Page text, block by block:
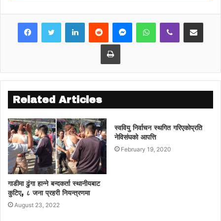
LinkedInReddit MessengerWhatsAppViber Share via Email
Print
Related Articles
गाडीमा ढुंगा हान्ने बन्दकर्ता स्थानीयबाट
कुटिए, ८ जना प्रहरी नियन्त्रणमा
August 23, 2022
स्ववियु निर्वाचन स्थगित गरिएकोप्रति
नेविसंघको आपत्ति
February 19, 2020